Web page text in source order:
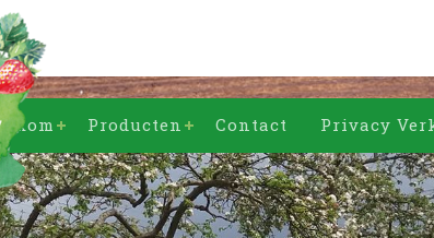
Producten Contact Privacy